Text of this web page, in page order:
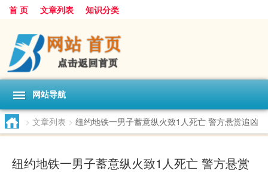
首 页 文章列表 知识分类
网站导航
> 文章列表 > 纽约地铁一男子蓄意纵火致1人死亡 警方悬赏追凶
纽约地铁一男子蓄意纵火致1人死亡 警方悬赏